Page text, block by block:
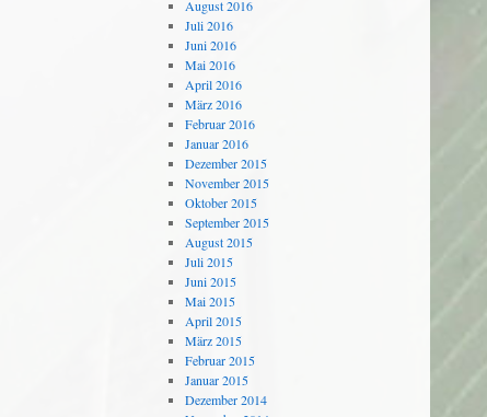
August 2016
Juli 2016
Juni 2016
Mai 2016
April 2016
März 2016
Februar 2016
Januar 2016
Dezember 2015
November 2015
Oktober 2015
September 2015
August 2015
Juli 2015
Juni 2015
Mai 2015
April 2015
März 2015
Februar 2015
Januar 2015
Dezember 2014